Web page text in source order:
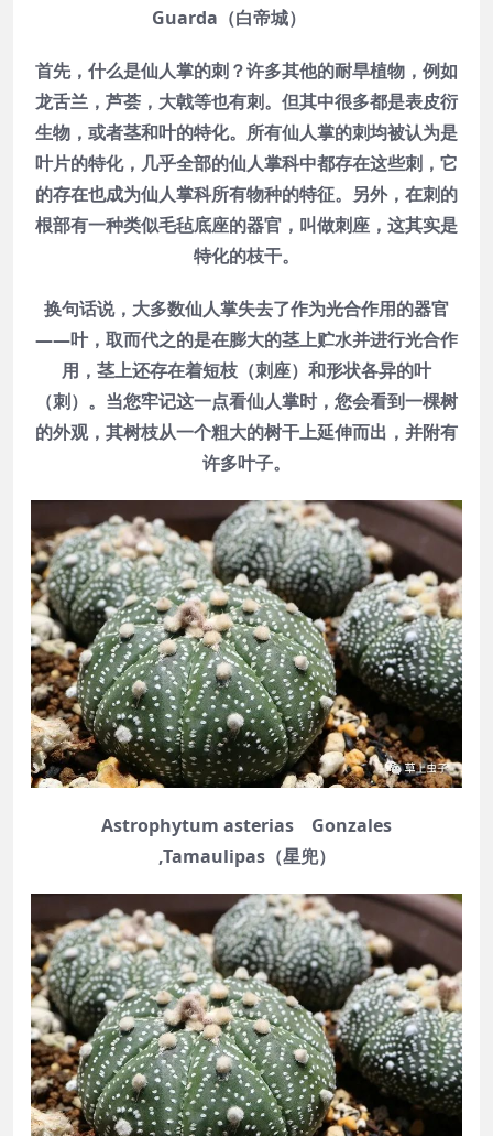
Guarda（白帝城）
首先，什么是仙人掌的刺？许多其他的耐旱植物，例如
龙舌兰，芦荟，大戟等也有刺。但其中很多都是表皮衍
生物，或者茎和叶的特化。所有仙人掌的刺均被认为是
叶片的特化，几乎全部的仙人掌科中都存在这些刺，它
的存在也成为仙人掌科所有物种的特征。另外，在刺的
根部有一种类似毛毡底座的器官，叫做刺座，这其实是
特化的枝干。
换句话说，大多数仙人掌失去了作为光合作用的器官
——叶，取而代之的是在膨大的茎上贮水并进行光合作
用，茎上还存在着短枝（刺座）和形状各异的叶
（刺）。当您牢记这一点看仙人掌时，您会看到一棵树
的外观，其树枝从一个粗大的树干上延伸而出，并附有
许多叶子。
Astrophytum asterias Gonzales
,Tamaulipas（星兜）